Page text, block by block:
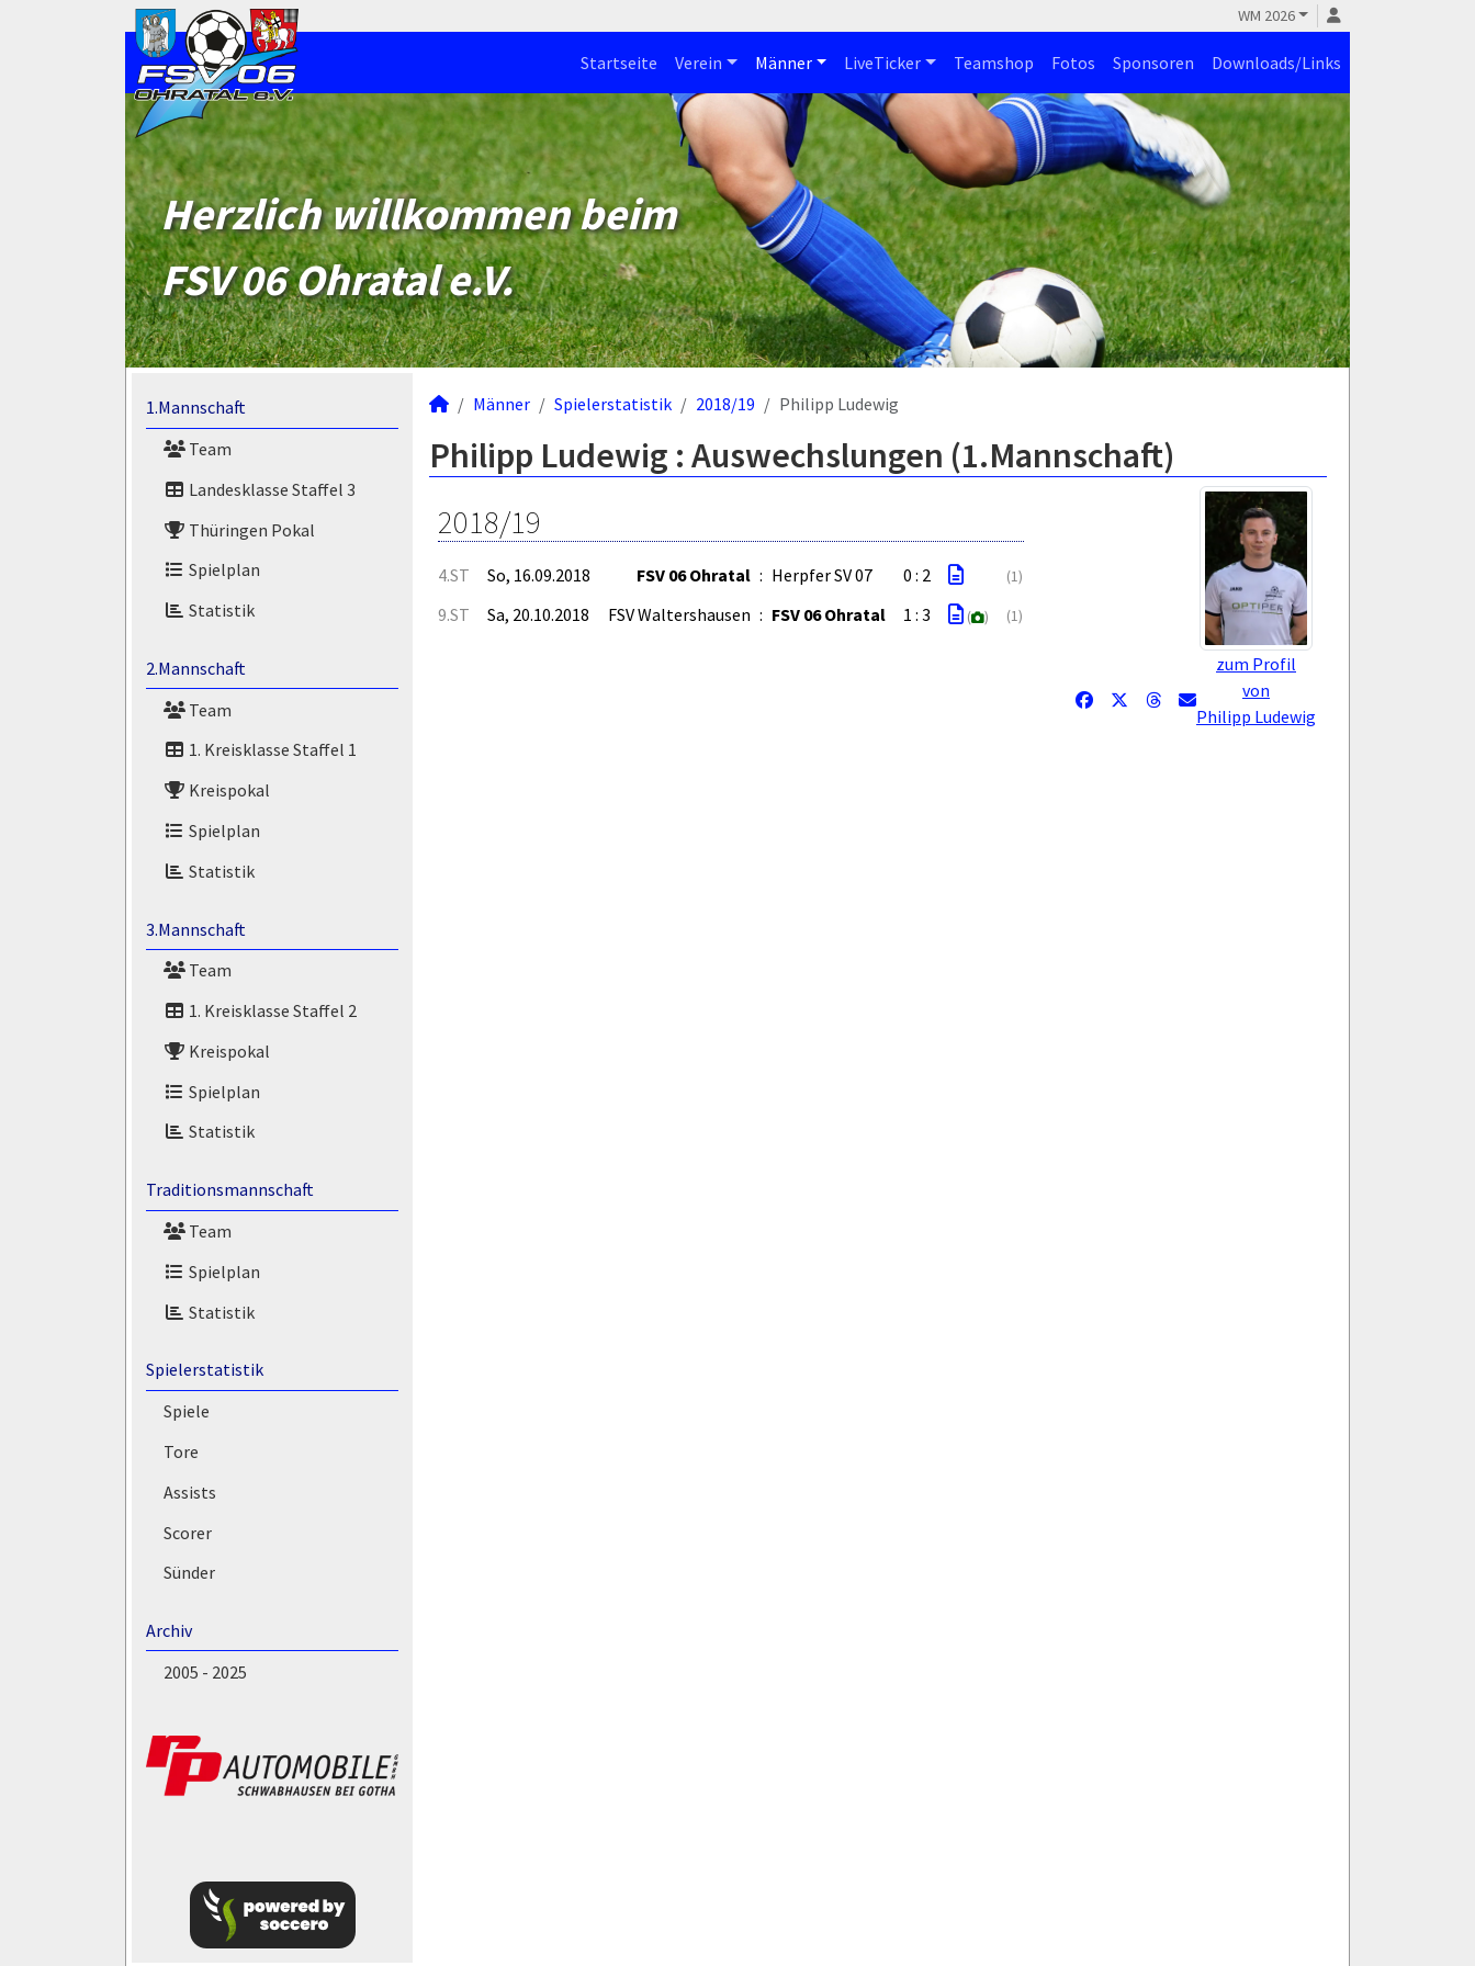
WM 2026
Startseite Verein Männer LiveTicker Teamshop Fotos Sponsoren Downloads/Links
Herzlich willkommen beim
FSV 06 Ohratal e.V.
1.Mannschaft
Team
Landesklasse Staffel 3
Thüringen Pokal
Spielplan
Statistik
2.Mannschaft
Team
1. Kreisklasse Staffel 1
Kreispokal
Spielplan
Statistik
3.Mannschaft
Team
1. Kreisklasse Staffel 2
Kreispokal
Spielplan
Statistik
Traditionsmannschaft
Team
Spielplan
Statistik
Spielerstatistik
Spiele
Tore
Assists
Scorer
Sünder
Archiv
2005 - 2025
Männer Spielerstatistik 2018/19 Philipp Ludewig
Philipp Ludewig : Auswechslungen (1.Mannschaft)
zum Profil
von
Philipp Ludewig
2018/19
4.ST So, 16.09.2018 FSV 06 Ohratal : Herpfer SV 07 0 : 2 (1)
9.ST Sa, 20.10.2018 FSV Waltershausen : FSV 06 Ohratal 1 : 3 ( ) (1)